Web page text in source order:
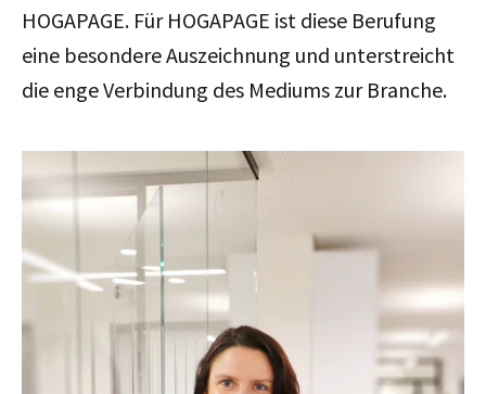
HOGAPAGE. Für HOGAPAGE ist diese Berufung
eine besondere Auszeichnung und unterstreicht
die enge Verbindung des Mediums zur Branche.